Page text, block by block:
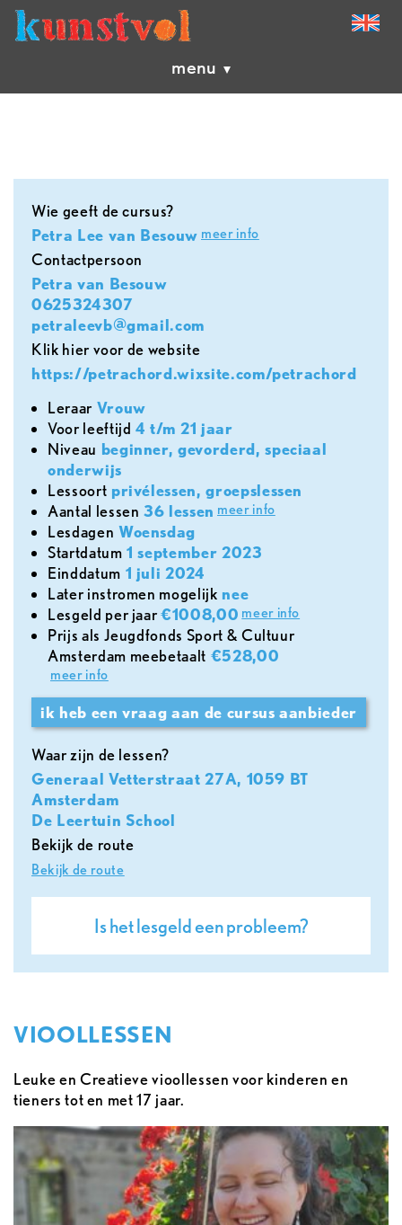
menu
VIOOLLESSEN
Leuke en Creatieve vioollessen voor kinderen en
tieners tot en met 17 jaar.
Wie geeft de cursus?
Petra Lee van Besouw meer info
contactpersoon
Petra van Besouw
0625324307
petraleevb@gmail.com
Klik hier voor de website
https://petrachord.wixsite.com/petrachord
leraarVrouw
voor leeftijd 4 t/m 21 jaar
Niveau beginner, gevorderd, speciaal
onderwijs
lessoort privélessen, groepslessen
aantal lessen 36 lessen meer info
lesdagen Woensdag
Startdatum 1 september 2023
Einddatum 1 juli 2024
later instromen mogelijk nee
lesgeld per jaar€1008,00 meer info
Prijs als Jeugdfonds Sport & Cultuur
Amsterdam meebetaalt €528,00
meer info
ik heb een vraag aan de cursus aanbieder
Waar zijn de lessen?
Generaal Vetterstraat 27A, 1059 BT
Amsterdam
De Leertuin School
Bekijk de route
Bekijk de route
Is het lesgeld een probleem?